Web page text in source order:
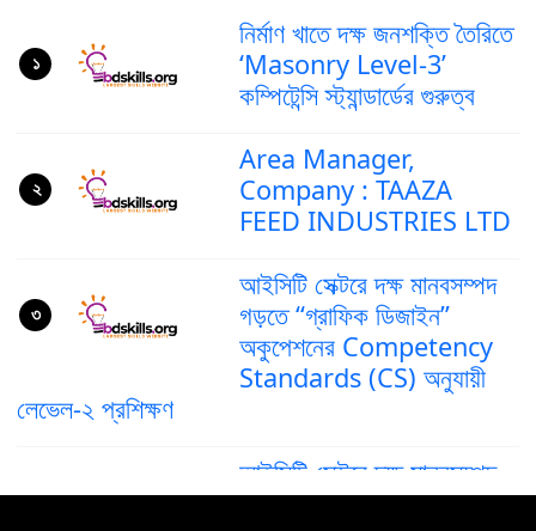
নির্মাণ খাতে দক্ষ জনশক্তি তৈরিতে
‘Masonry Level-3’
কম্পিটেন্সি স্ট্যান্ডার্ডের গুরুত্ব
১
Area Manager,
Company : TAAZA
FEED INDUSTRIES LTD
২
আইসিটি সেক্টরে দক্ষ মানবসম্পদ
গড়তে “গ্রাফিক ডিজাইন”
অকুপেশনের Competency
Standards (CS) অনুযায়ী
লেভেল-২ প্রশিক্ষণ
৩
আইসিটি সেক্টরে দক্ষ মানবসম্পদ
গড়ে তুলতে ‘গ্রাফিক ডিজাইন’
৪